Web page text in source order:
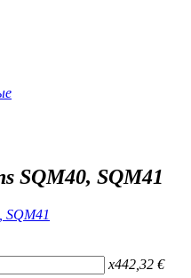
SQM40, SQM41
x442,32 €